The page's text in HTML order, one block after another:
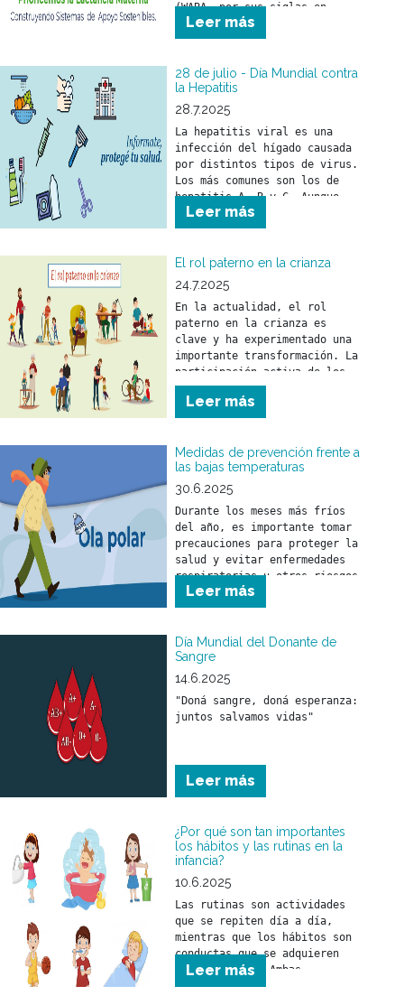
(WABA, por sus siglas en
inglés) y se celebra durante
los primeros días de agosto
Leer más
28 de julio - Día Mundial contra
la Hepatitis
28.7.2025
La hepatitis viral es una
infección del hígado causada
por distintos tipos de virus.
Los más comunes son los de
hepatitis A, B y C. Aunque
puede llegar a ser grave, es
prevenible y tratable gracias
efectivos.
Leer más
El rol paterno en la crianza
24.7.2025
En la actualidad, el rol
paterno en la crianza es
clave y ha experimentado una
importante transformación. La
participación activa de los
padres fortalece el vínculo
con sus hijos y tiene un
impacto positivo en su
social.
Leer más
Medidas de prevención frente a
las bajas temperaturas
30.6.2025
Durante los meses más fríos
del año, es importante tomar
precauciones para proteger la
salud y evitar enfermedades
respiratorias u otros riesgos
asociados al descenso de la
temperatura.
Leer más
Día Mundial del Donante de
Sangre
14.6.2025
"Doná sangre, doná esperanza:
juntos salvamos vidas"
Leer más
¿Por qué son tan importantes
los hábitos y las rutinas en la
infancia?
10.6.2025
Las rutinas son actividades
que se repiten día a día,
mientras que los hábitos son
conductas que se adquieren
con el tiempo. Ambas
herramientas ayudan a que
Leer más